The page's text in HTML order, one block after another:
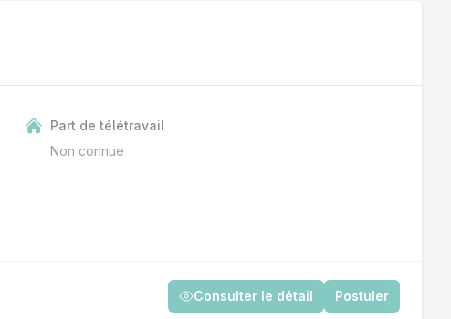
Part de télétravail
Non connue
Consulter le détail Postuler